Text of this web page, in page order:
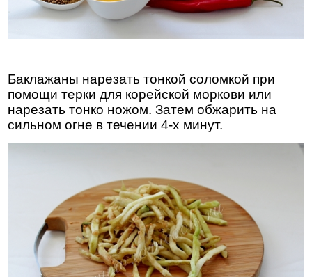
Баклажаны нарезать тонкой соломкой при
помощи терки для корейской моркови или
нарезать тонко ножом. Затем обжарить на
сильном огне в течении 4-х минут.